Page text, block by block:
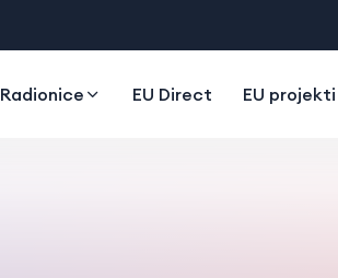
Radionice EU Direct EU projekti